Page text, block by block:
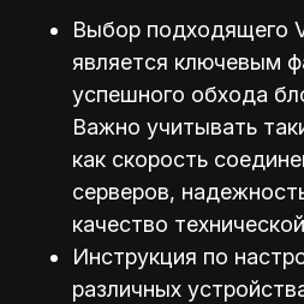
Выбор подходящего
является ключевым
успешного обхода
Важно учитывать
как скорость
серверов,
качество
Инструкция по
различных